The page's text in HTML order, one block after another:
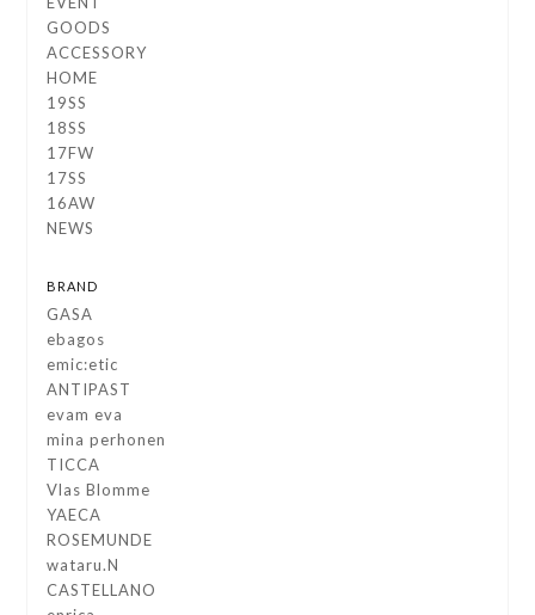
GOODS
ACCESSORY
HOME
19SS
18SS
17FW
17SS
16AW
NEWS
BRAND
GASA
ebagos
emic:etic
ANTIPAST
evam eva
mina perhonen
TICCA
Vlas Blomme
YAECA
ROSEMUNDE
wataru.N
CASTELLANO